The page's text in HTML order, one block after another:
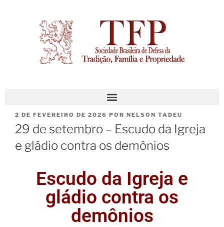
2 DE FEVEREIRO DE 2026 POR NELSON TADEU
29 de setembro – Escudo da Igreja
e gládio contra os demônios
Escudo da Igreja e
gládio contra os
demônios